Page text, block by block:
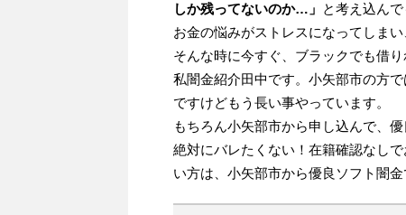
しか残ってないのか…」 と考え込んで
お金の悩みがストレスになってしま
そんな時に今すぐ、ブラックでも借
私闇金紹介田中です。小矢部市の方
ですけどもう長い事やっています。
もちろん小矢部市から申し込んで、
絶対にバレたくない！在籍確認なし
い方は、小矢部市から優良ソフト闇